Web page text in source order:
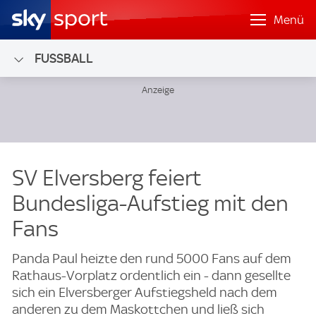
Menü
FUSSBALL
SV Elversberg feiert
Bundesliga-Aufstieg mit den
Fans
Panda Paul heizte den rund 5000 Fans auf dem
Rathaus-Vorplatz ordentlich ein - dann gesellte
sich ein Elversberger Aufstiegsheld nach dem
anderen zu dem Maskottchen und ließ sich